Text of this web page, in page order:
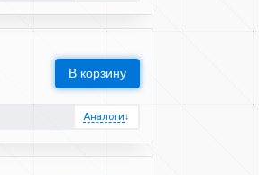
В корзину
Аналоги↓